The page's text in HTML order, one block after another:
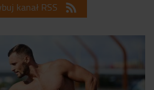
kanał RSS